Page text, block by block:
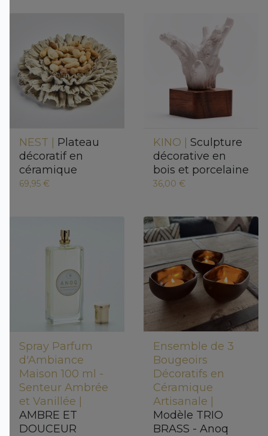
NEST | Plateau
décoratif en
céramique
69,95 €
KINO | Sculpture
décorative en
bois et porcelaine
36,00 €
Spray Parfum
d'Ambiance
Maison 100 ml -
Senteur Ambrée
et Vanillée |
AMBRE ET
DOUCEUR
Ensemble de 3
Bougeoirs
Décoratifs en
Céramique
Artisanale |
Modèle TRIO
BRASS - Anoq